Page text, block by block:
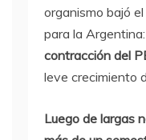
organismo bajó
para la Argentina:
contracción del
leve crecimiento
Luego de largas